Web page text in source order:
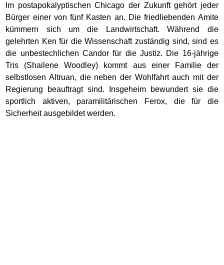
Im postapokalyptischen Chicago der Zukunft gehört jeder
Bürger einer von fünf Kasten an. Die friedliebenden Amite
kümmern sich um die Landwirtschaft. Während die
gelehrten Ken für die Wissenschaft zuständig sind, sind es
die unbestechlichen Candor für die Justiz. Die 16-jährige
Tris (Shailene Woodley) kommt aus einer Familie der
selbstlosen Altruan, die neben der Wohlfahrt auch mit der
Regierung beauftragt sind. Insgeheim bewundert sie die
sportlich aktiven, paramilitärischen Ferox, die für die
Sicherheit ausgebildet werden.